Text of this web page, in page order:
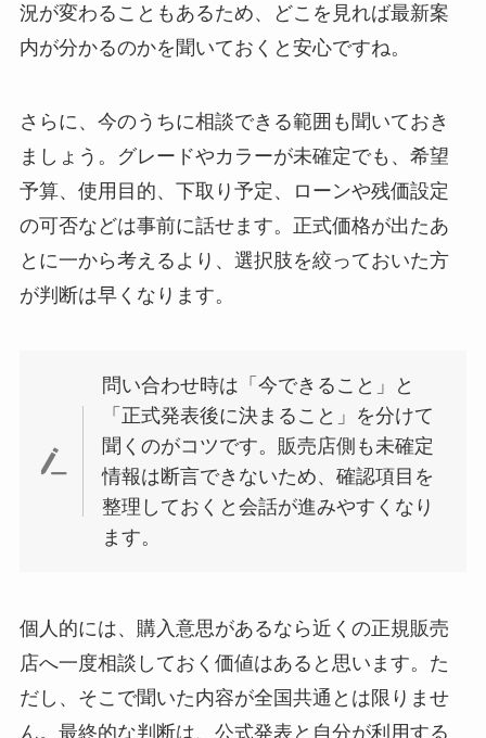
況が変わることもあるため、どこを見れば最新案
内が分かるのかを聞いておくと安心ですね。
さらに、今のうちに相談できる範囲も聞いておき
ましょう。グレードやカラーが未確定でも、希望
予算、使用目的、下取り予定、ローンや残価設定
の可否などは事前に話せます。正式価格が出たあ
とに一から考えるより、選択肢を絞っておいた方
が判断は早くなります。
問い合わせ時は「今できること」と
「正式発表後に決まること」を分けて
聞くのがコツです。販売店側も未確定
情報は断言できないため、確認項目を
整理しておくと会話が進みやすくなり
ます。
個人的には、購入意思があるなら近くの正規販売
店へ一度相談しておく価値はあると思います。た
だし、そこで聞いた内容が全国共通とは限りませ
ん。最終的な判断は、公式発表と自分が利用する